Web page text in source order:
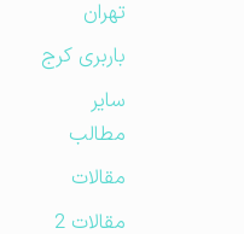
تهران
باربری کرج
مطالب
مقالات
مقالات 2